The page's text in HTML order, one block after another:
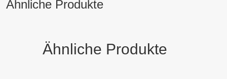
Ähnliche Produkte
Ähnliche Produkte